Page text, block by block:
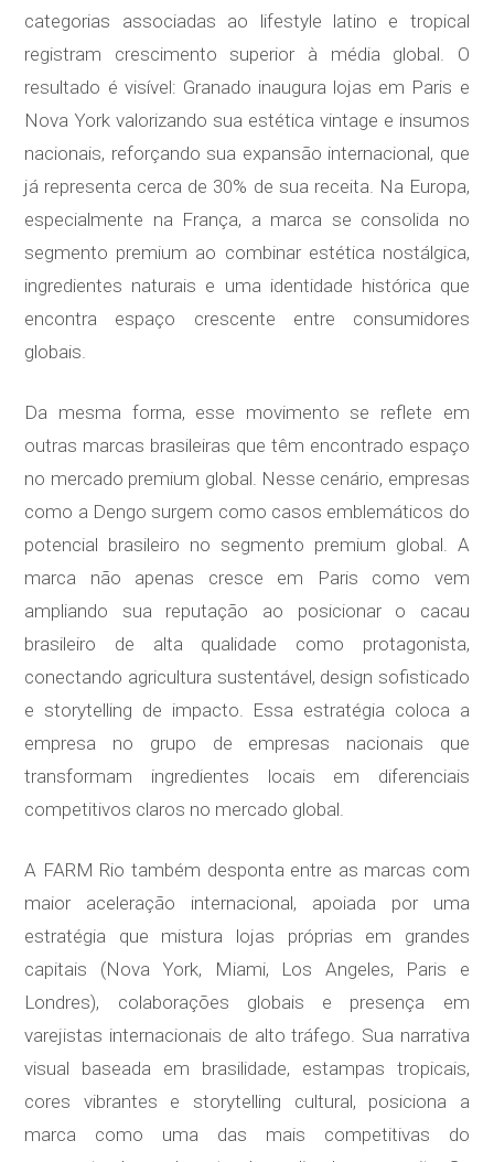
categorias associadas ao lifestyle latino e tropical
registram crescimento superior à média global. O
resultado é visível: Granado inaugura lojas em Paris e
Nova York valorizando sua estética vintage e insumos
nacionais, reforçando sua expansão internacional, que
já representa cerca de 30% de sua receita. Na Europa,
especialmente na França, a marca se consolida no
segmento premium ao combinar estética nostálgica,
ingredientes naturais e uma identidade histórica que
encontra espaço crescente entre consumidores
globais.
Da mesma forma, esse movimento se reflete em
outras marcas brasileiras que têm encontrado espaço
no mercado premium global. Nesse cenário, empresas
como a Dengo surgem como casos emblemáticos do
potencial brasileiro no segmento premium global. A
marca não apenas cresce em Paris como vem
ampliando sua reputação ao posicionar o cacau
brasileiro de alta qualidade como protagonista,
conectando agricultura sustentável, design sofisticado
e storytelling de impacto. Essa estratégia coloca a
empresa no grupo de empresas nacionais que
transformam ingredientes locais em diferenciais
competitivos claros no mercado global.
A FARM Rio também desponta entre as marcas com
maior aceleração internacional, apoiada por uma
estratégia que mistura lojas próprias em grandes
capitais (Nova York, Miami, Los Angeles, Paris e
Londres), colaborações globais e presença em
varejistas internacionais de alto tráfego. Sua narrativa
visual baseada em brasilidade, estampas tropicais,
cores vibrantes e storytelling cultural, posiciona a
marca como uma das mais competitivas do